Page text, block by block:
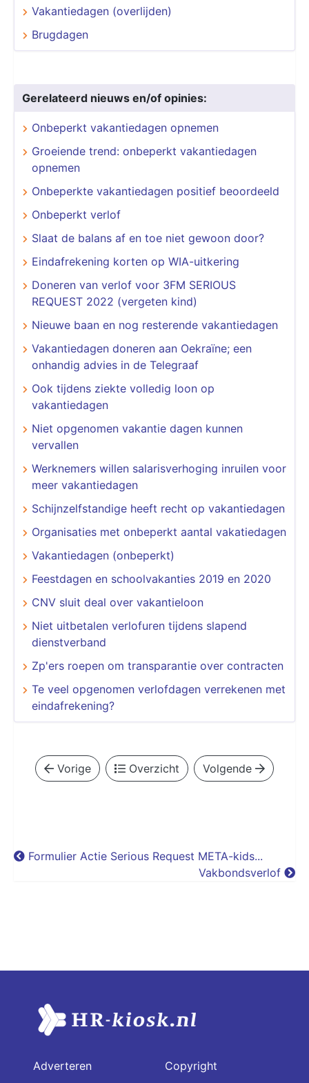
Vakantiedagen (overlijden)
Brugdagen
Gerelateerd nieuws en/of opinies:
Onbeperkt vakantiedagen opnemen
Groeiende trend: onbeperkt vakantiedagen
opnemen
Onbeperkte vakantiedagen positief beoordeeld
Onbeperkt verlof
Slaat de balans af en toe niet gewoon door?
Eindafrekening korten op WIA-uitkering
Doneren van verlof voor 3FM SERIOUS
REQUEST 2022 (vergeten kind)
Nieuwe baan en nog resterende vakantiedagen
Vakantiedagen doneren aan Oekraïne; een
onhandig advies in de Telegraaf
Ook tijdens ziekte volledig loon op
vakantiedagen
Niet opgenomen vakantie dagen kunnen
vervallen
Werknemers willen salarisverhoging inruilen voor
meer vakantiedagen
Schijnzelfstandige heeft recht op vakantiedagen
Organisaties met onbeperkt aantal vakatiedagen
Vakantiedagen (onbeperkt)
Feestdagen en schoolvakanties 2019 en 2020
CNV sluit deal over vakantieloon
Niet uitbetalen verlofuren tijdens slapend
dienstverband
Zp'ers roepen om transparantie over contracten
Te veel opgenomen verlofdagen verrekenen met
eindafrekening?
Vorige Overzicht Volgende
Formulier Actie Serious Request META-kids...
Vakbondsverlof
Adverteren
Copyright